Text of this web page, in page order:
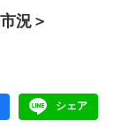
況＞
LINE
シェア